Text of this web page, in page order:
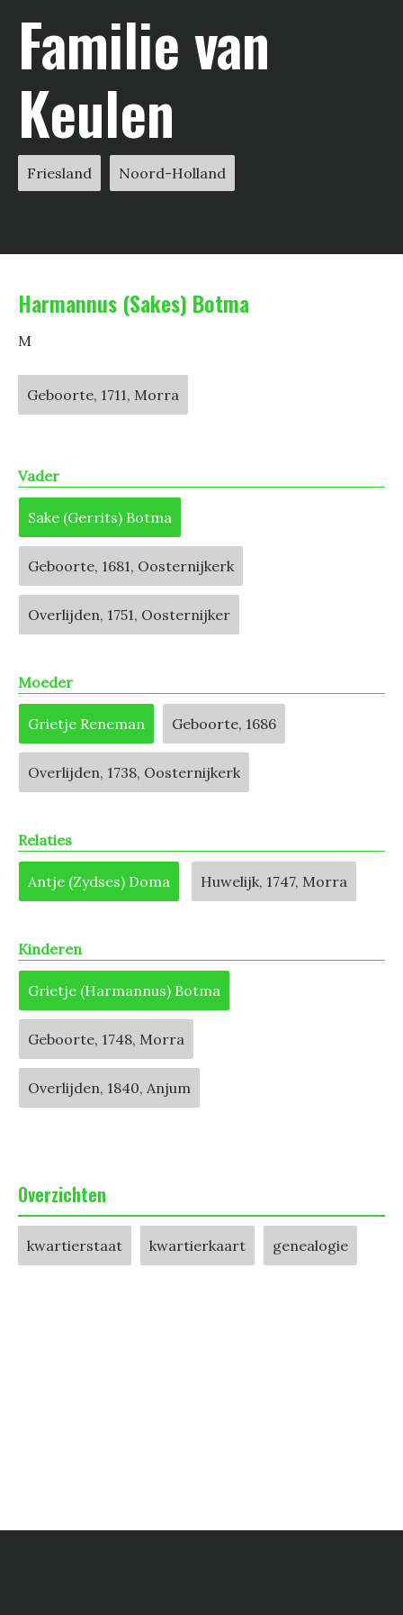
Familie van
Keulen
Friesland Noord-Holland
Harmannus (Sakes) Botma
M
Geboorte, 1711, Morra
Vader
Sake (Gerrits) Botma
Geboorte, 1681, Oosternijkerk
Overlijden, 1751, Oosternijker
Moeder
Grietje Reneman Geboorte, 1686
Overlijden, 1738, Oosternijkerk
Relaties
Antje (Zydses) Doma Huwelijk, 1747, Morra
Kinderen
Grietje (Harmannus) Botma
Geboorte, 1748, Morra
Overlijden, 1840, Anjum
Overzichten
kwartierstaat kwartierkaart genealogie